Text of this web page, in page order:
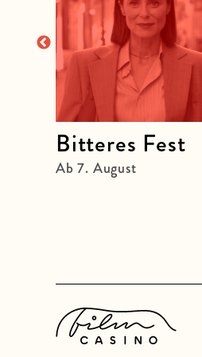
Bitteres Fest
Ab 7. August